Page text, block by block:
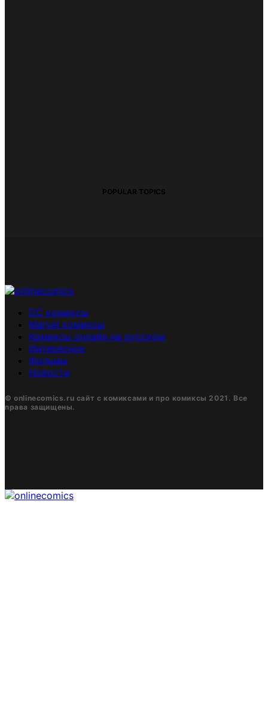
POPULAR TOPICS
DC комиксы
Marvel комиксы
Комиксы онлайн на русском
Интересное
Фильмы
Новости
© onlinecomics.ru сайт с комиксами и про комиксы 2021. Все
права защищены.